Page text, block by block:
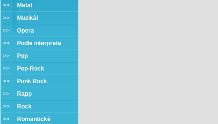
>>
Metal
>>
Muzikál
>> Opera
>>
Podle interpreta
>>
Pop
>>
Pop-Rock
>>
Punk Rock
>>
Rapp
>>
Rock
>>
Romantické